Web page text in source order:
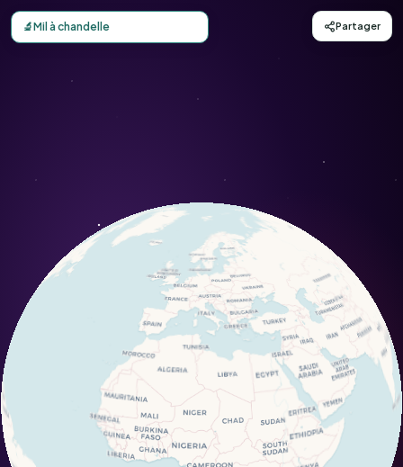
Carte d'observation du Mil à chandelle (Pennisetum
🔬Mil à chandelle Partager